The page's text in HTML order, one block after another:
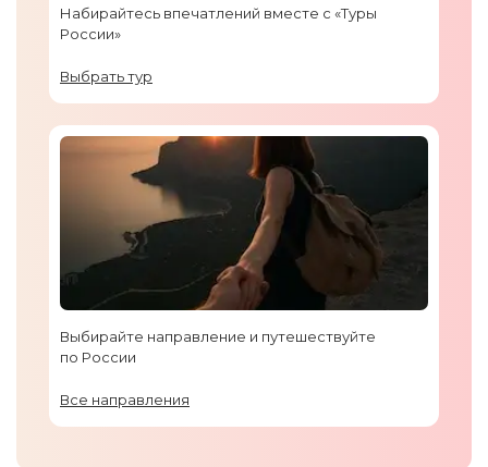
Набирайтесь впечатлений вместе с «Туры
России»
Выбрать тур
Выбирайте направление и путешествуйте
по России
Все направления